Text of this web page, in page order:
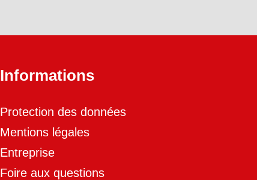
Informations
Protection des données
Mentions légales
Entreprise
Foire aux questions